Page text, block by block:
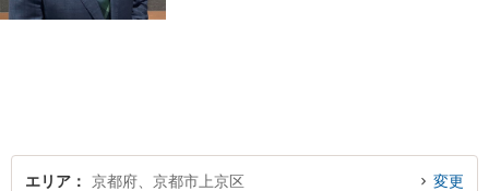
ています。
エリア 京都府、京都市上京区 変更